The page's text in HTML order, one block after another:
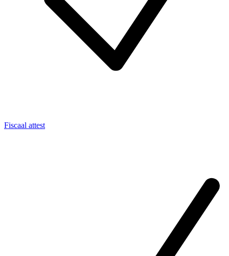
Fiscaal attest